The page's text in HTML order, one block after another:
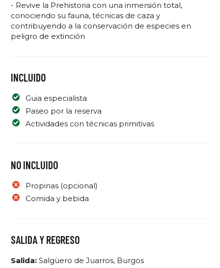
- Revive la Prehistoria con una inmersión total,
conociendo su fauna, técnicas de caza y
contribuyendo a la conservación de especies en
peligro de extinción
INCLUIDO
Guia especialista
Paseo por la reserva
Actividades con técnicas primitivas
NO INCLUIDO
Propinas (opcional)
Comida y bebida
SALIDA Y REGRESO
Salida:Salgüero de Juarros, Burgos